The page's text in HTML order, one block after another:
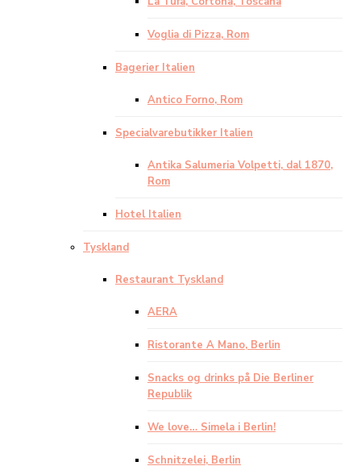
Voglia di Pizza, Rom
Bagerier Italien
Antico Forno, Rom
Specialvarebutikker Italien
Antika Salumeria Volpetti, dal 1870,
Rom
Hotel Italien
Tyskland
Restaurant Tyskland
AERA
Ristorante A Mano, Berlin
Snacks og drinks på Die Berliner
Republik
We love… Simela i Berlin!
Schnitzelei, Berlin